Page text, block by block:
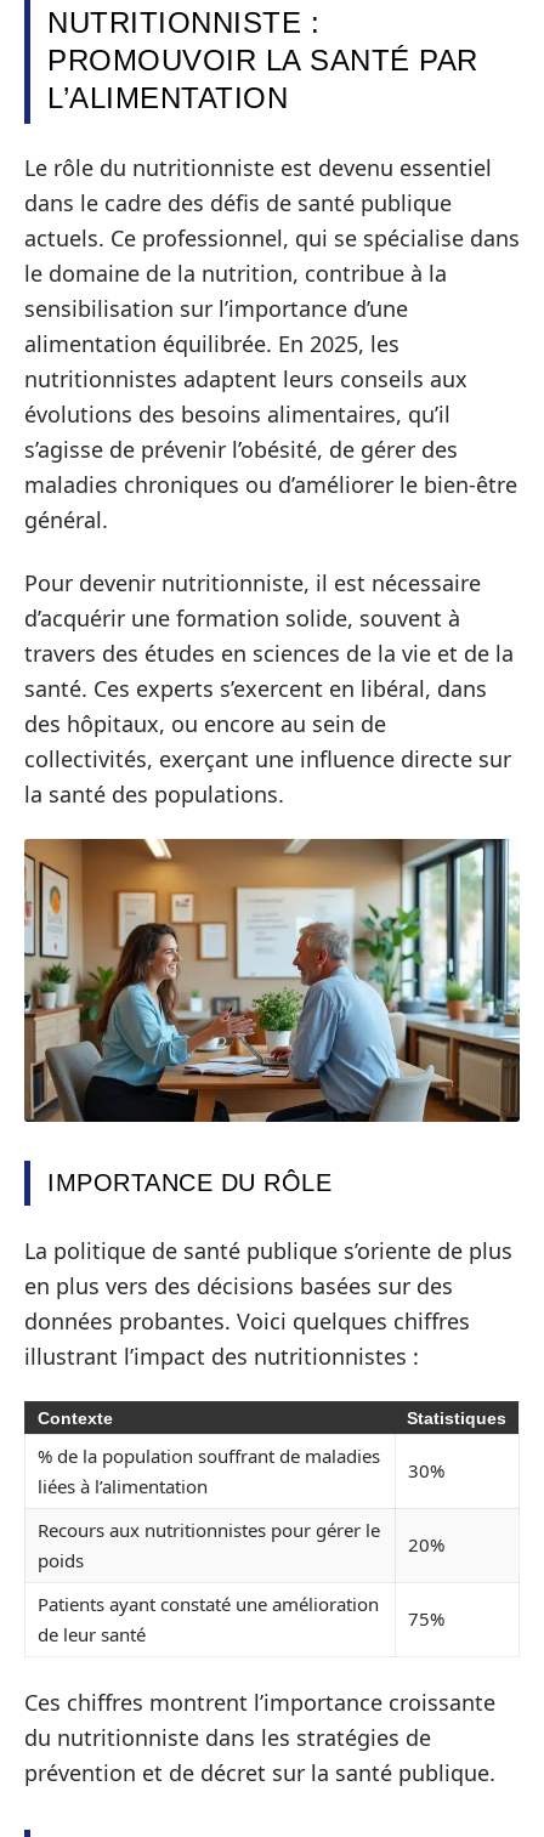
NUTRITIONNISTE :
PROMOUVOIR LA SANTÉ PAR
L’ALIMENTATION
Le rôle du nutritionniste est devenu essentiel
dans le cadre des défis de santé publique
actuels. Ce professionnel, qui se spécialise dans
le domaine de la nutrition, contribue à la
sensibilisation sur l’importance d’une
alimentation équilibrée. En 2025, les
nutritionnistes adaptent leurs conseils aux
évolutions des besoins alimentaires, qu’il
s’agisse de prévenir l’obésité, de gérer des
maladies chroniques ou d’améliorer le bien-être
général.
Pour devenir nutritionniste, il est nécessaire
d’acquérir une formation solide, souvent à
travers des études en sciences de la vie et de la
santé. Ces experts s’exercent en libéral, dans
des hôpitaux, ou encore au sein de
collectivités, exerçant une influence directe sur
la santé des populations.
IMPORTANCE DU RÔLE
La politique de santé publique s’oriente de plus
en plus vers des décisions basées sur des
données probantes. Voici quelques chiffres
illustrant l’impact des nutritionnistes :
Contexte Statistiques
% de la population souffrant de maladies
liées à l’alimentation
30%
Recours aux nutritionnistes pour gérer le
poids
20%
Patients ayant constaté une amélioration
de leur santé
75%
Ces chiffres montrent l’importance croissante
du nutritionniste dans les stratégies de
prévention et de décret sur la santé publique.